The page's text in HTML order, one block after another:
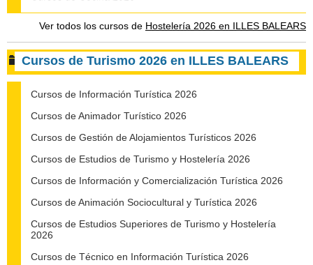
Ver todos los cursos de Hostelería 2026 en ILLES BALEARS
Cursos de Turismo 2026 en ILLES BALEARS
Cursos de Información Turística 2026
Cursos de Animador Turístico 2026
Cursos de Gestión de Alojamientos Turísticos 2026
Cursos de Estudios de Turismo y Hostelería 2026
Cursos de Información y Comercialización Turística 2026
Cursos de Animación Sociocultural y Turística 2026
Cursos de Estudios Superiores de Turismo y Hostelería
2026
Cursos de Técnico en Información Turística 2026